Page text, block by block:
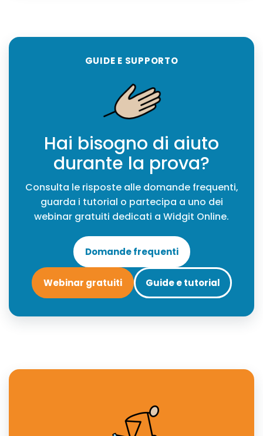
GUIDE E SUPPORTO
Hai bisogno di aiuto
durante la prova?
Consulta le risposte alle domande frequenti,
guarda i tutorial o partecipa a uno dei
webinar gratuiti dedicati a Widgit Online.
Domande frequenti
Webinar gratuiti Guide e tutorial